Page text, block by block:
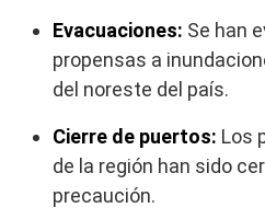
Evacuaciones: Se han
propensas a
del noreste del país.
Cierre de puertos: Los
de la región han sido
precaución.